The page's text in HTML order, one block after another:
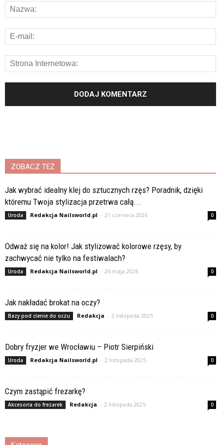
ZOBACZ TEŻ
Jak wybrać idealny klej do sztucznych rzęs? Poradnik, dzięki
któremu Twoja stylizacja przetrwa całą...
Uroda Redakcja Nailsworld.pl - 21 czerwca 2026 0
Odważ się na kolor! Jak stylizować kolorowe rzęsy, by
zachwycać nie tylko na festiwalach?
Uroda Redakcja Nailsworld.pl - 26 maja 2026 0
Jak nakładać brokat na oczy?
Bazy pod cienie do oczu Redakcja - 2 listopada 2025 0
Dobry fryzjer we Wrocławiu – Piotr Sierpiński
Uroda Redakcja Nailsworld.pl - 2 listopada 2025 0
Czym zastąpić frezarkę?
Akcesoria do frezarek Redakcja - 2 listopada 2025 0